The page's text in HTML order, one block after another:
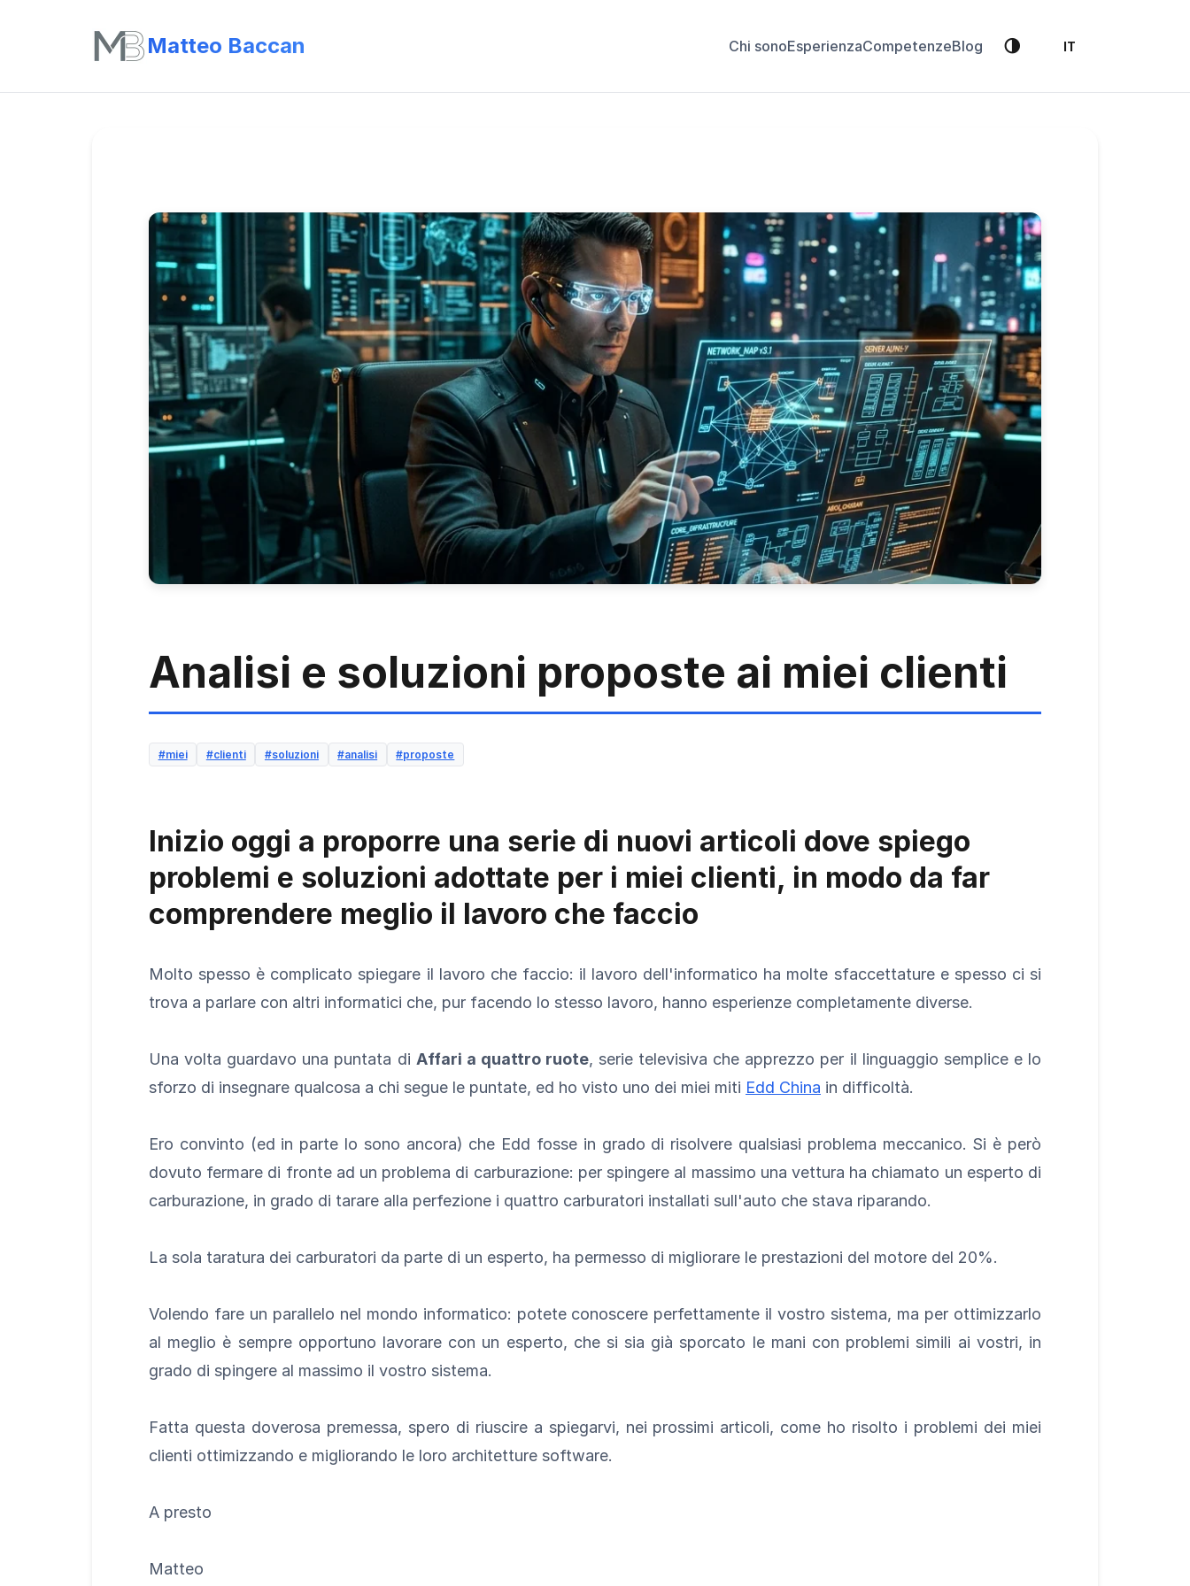
Matteo Baccan Chi sonoEsperienzaCompetenzeBlog 🌗 IT
Analisi e soluzioni proposte ai miei clienti
#miei #clienti #soluzioni #analisi #proposte
Inizio oggi a proporre una serie di nuovi articoli dove spiego
problemi e soluzioni adottate per i miei clienti, in modo da far
comprendere meglio il lavoro che faccio
Molto spesso è complicato spiegare il lavoro che faccio: il lavoro dell'informatico ha molte sfaccettature e spesso ci si
trova a parlare con altri informatici che, pur facendo lo stesso lavoro, hanno esperienze completamente diverse.
Una volta guardavo una puntata di Affari a quattro ruote, serie televisiva che apprezzo per il linguaggio semplice e lo
sforzo di insegnare qualcosa a chi segue le puntate, ed ho visto uno dei miei miti Edd China in difficoltà.
Ero convinto (ed in parte lo sono ancora) che Edd fosse in grado di risolvere qualsiasi problema meccanico. Si è però
dovuto fermare di fronte ad un problema di carburazione: per spingere al massimo una vettura ha chiamato un esperto di
carburazione, in grado di tarare alla perfezione i quattro carburatori installati sull'auto che stava riparando.
La sola taratura dei carburatori da parte di un esperto, ha permesso di migliorare le prestazioni del motore del 20%.
Volendo fare un parallelo nel mondo informatico: potete conoscere perfettamente il vostro sistema, ma per ottimizzarlo
al meglio è sempre opportuno lavorare con un esperto, che si sia già sporcato le mani con problemi simili ai vostri, in
grado di spingere al massimo il vostro sistema.
Fatta questa doverosa premessa, spero di riuscire a spiegarvi, nei prossimi articoli, come ho risolto i problemi dei miei
clienti ottimizzando e migliorando le loro architetture software.
A presto
Matteo